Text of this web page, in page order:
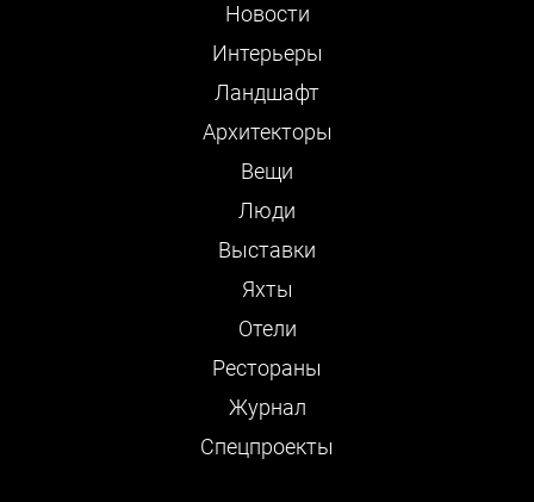
Новости
Интерьеры
Ландшафт
Архитекторы
Вещи
Люди
Выставки
Яхты
Отели
Рестораны
Журнал
Cпецпроекты